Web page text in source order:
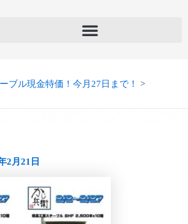
ブル現金特価！今月27日まで！
2月21日